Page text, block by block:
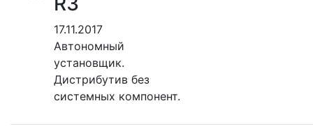
17.11.2017
Автономный
установщик.
Дистрибутив без
системных компонент.